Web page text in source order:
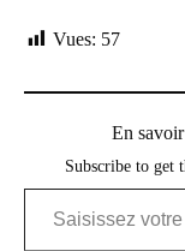
Vues: 57
En
Subscribe to get
Saisissez votre adresse e-mail…